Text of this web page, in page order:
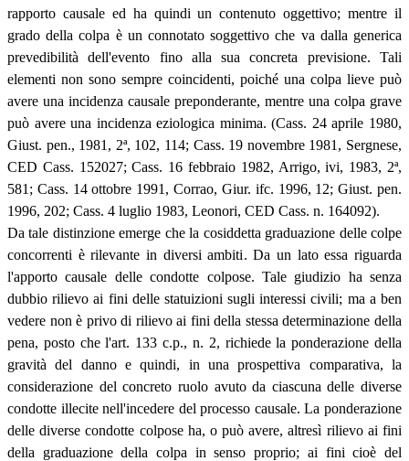
rapporto causale ed ha quindi un contenuto oggettivo; mentre il
grado della colpa è un connotato soggettivo che va dalla generica
prevedibilità dell'evento fino alla sua concreta previsione. Tali
elementi non sono sempre coincidenti, poiché una colpa lieve può
avere una incidenza causale preponderante, mentre una colpa grave
può avere una incidenza eziologica minima. (Cass. 24 aprile 1980,
Giust. pen., 1981, 2ª, 102, 114; Cass. 19 novembre 1981, Sergnese,
CED Cass. 152027; Cass. 16 febbraio 1982, Arrigo, ivi, 1983, 2ª,
581; Cass. 14 ottobre 1991, Corrao, Giur. ifc. 1996, 12; Giust. pen.
1996, 202; Cass. 4 luglio 1983, Leonori, CED Cass. n. 164092).
Da tale distinzione emerge che la cosiddetta graduazione delle colpe
concorrenti è rilevante in diversi ambiti. Da un lato essa riguarda
l'apporto causale delle condotte colpose. Tale giudizio ha senza
dubbio rilievo ai fini delle statuizioni sugli interessi civili; ma a ben
vedere non è privo di rilievo ai fini della stessa determinazione della
pena, posto che l'art. 133 c.p., n. 2, richiede la ponderazione della
gravità del danno e quindi, in una prospettiva comparativa, la
considerazione del concreto ruolo avuto da ciascuna delle diverse
condotte illecite nell'incedere del processo causale. La ponderazione
delle diverse condotte colpose ha, o può avere, altresì rilievo ai fini
della graduazione della colpa in senso proprio; ai fini cioè del